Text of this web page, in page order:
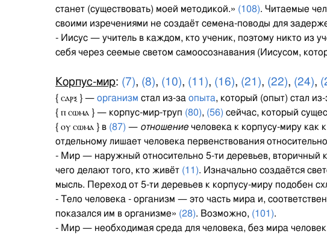
станет (существовать) моей методикой.» (108). Читаемые
своими изречениями не создаёт семена-поводы для
- Иисус — учитель в каждом, кто ученик, поэтому никто из
себя через сеемые светом самоосознавания (Иисусом,
Корпус-мир: (7), (8), (10), (11), (16), (21), (22), (24),
{ ⲥⲁⲣⲝ } — организм стал из-за опыта, который (опыт) стал
{ ⲡ ⲥⲱⲙⲁ } — корпус-мир-труп (80), (56) сейчас, который
{ ⲟⲩ ⲥⲱⲙⲁ } в (87) — отношение человека к корпусу-миру
отдельному лишает человека первенствования
- Мир — наружный относительно 5-ти деревьев, вторичный
чего делают того, кто живёт (11). Изначально создаётся
мысль. Переход от 5-ти деревьев к корпусу-миру подобен
- Тело человека - организм — это часть мира и,
показался им в организме» (28). Возможно, (101).
- Мир — необходимая среда для человека, без мира